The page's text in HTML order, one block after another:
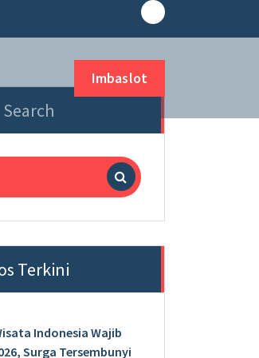
Imbaslot
Search
Terkini
Indonesia Wajib
Surga Tersembunyi